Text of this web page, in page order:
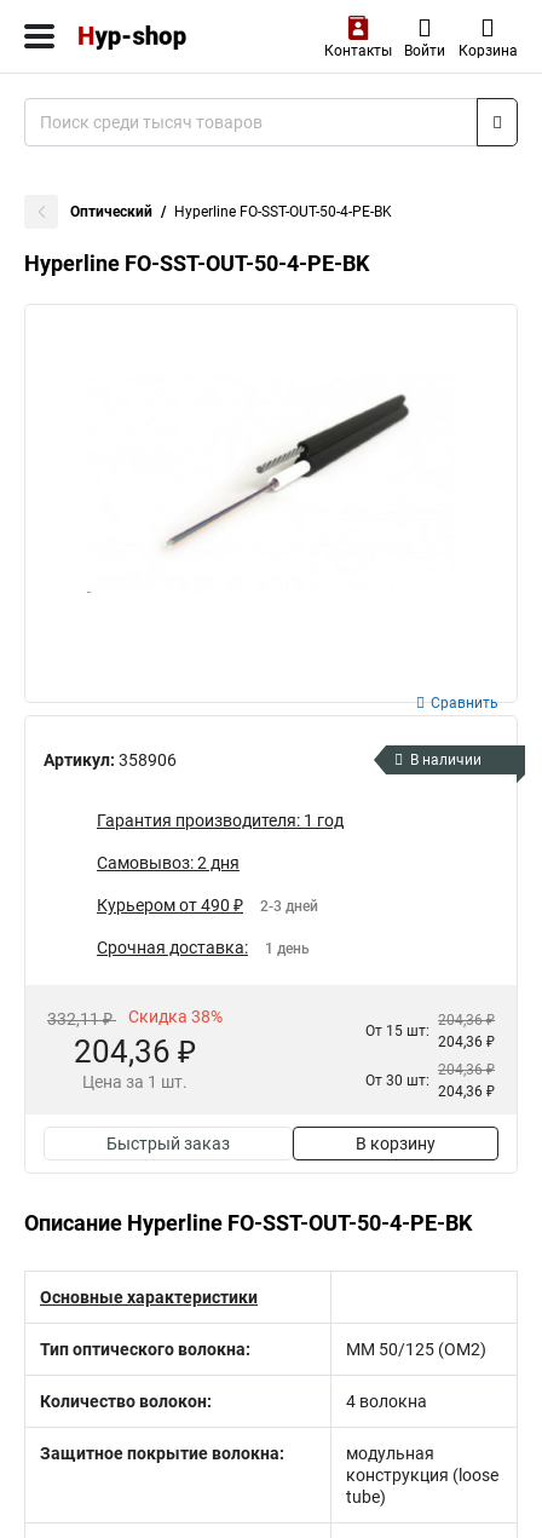
Контакты Войти Корзина
Оптический Hyperline FO-SST-OUT-50-4-PE-BK
Hyperline FO-SST-OUT-50-4-PE-BK
Артикул: 358906
Сравнить
В наличии
Гарантия производителя: 1 год
Самовывоз: 2 дня
Курьером от 490 ₽ 2-3 дней
Срочная доставка: 1 день
332,11 ₽ Скидка 38%
204,36 ₽
Цена за 1 шт.
От 15 шт:
204,36 ₽
204,36 ₽
От 30 шт:
204,36 ₽
204,36 ₽
Быстрый заказ В корзину
Описание Hyperline FO-SST-OUT-50-4-PE-BK
Основные характеристики
Тип оптического волокна: MM 50/125 (ОМ2)
Количество волокон: 4 волокна
Защитное покрытие волокна:
модульная
конструкция (loose
tube)